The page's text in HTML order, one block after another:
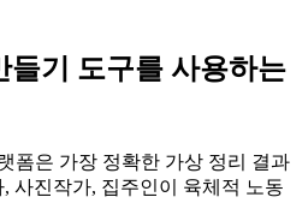
들기 도구를 사용하는
폼은 가장 정확한 가상 정리 결과
사진작가, 집주인이 육체적 노동